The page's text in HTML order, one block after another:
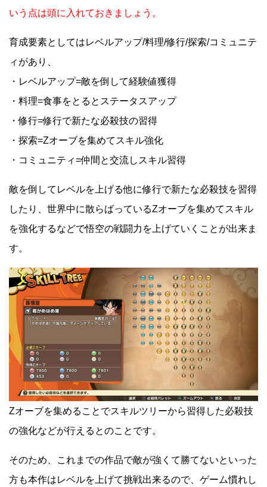
いう点は頭に入れておきましょう。
育成要素としてはレベルアップ/料理/修行/探索/コミュニテ
ィがあり、
・レベルアップ=敵を倒して経験値獲得
・料理=食事をとるとステータスアップ
・修行=修行で新たな必殺技の習得
・探索=Zオーブを集めてスキル強化
・コミュニティ=仲間と交流しスキル習得
敵を倒してレベルを上げる他に修行で新たな必殺技を習得
したり、世界中に散らばっているZオーブを集めてスキル
を強化するなどで悟空の戦闘力を上げていくことが出来ま
す。
Zオーブを集めることでスキルツリーから習得した必殺技
の強化などが行えるとのことです。
そのため、これまでの作品で敵が強くて勝てないといった
方も本作はレベルを上げて挑戦出来るので、ゲーム慣れし